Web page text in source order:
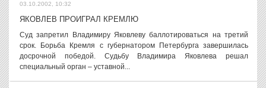
03.10.2002, 10:32
ЯКОВЛЕВ ПРОИГРАЛ КРЕМЛЮ
Суд запретил Владимиру Яковлеву баллотироваться на третий
срок. Борьба Кремля с губернатором Петербурга завершилась
досрочной победой. Судьбу Владимира Яковлева решал
специальный орган – уставной...